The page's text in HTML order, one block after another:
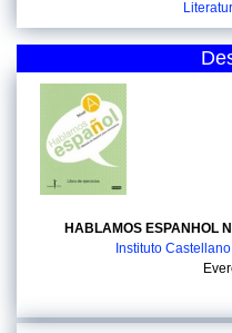
HABLAMOS ESPANHOL
Instituto